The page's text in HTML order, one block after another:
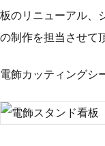
板のリニューアル、
の制作を担当させて
電飾カッティングシ